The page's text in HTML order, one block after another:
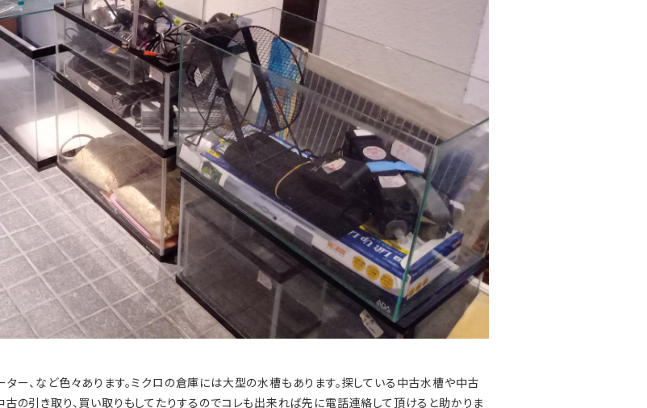
ー、など色々あります。ミクロの倉庫には大型の水槽もあります。探している中古水槽や中古
の引き取り、買い取りもしてたりするのでコレも出来れば先に電話連絡して頂けると助かりま